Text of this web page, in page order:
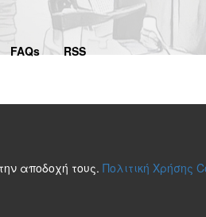
FAQs RSS
αποδοχή τους. Πολιτική Χρήσης